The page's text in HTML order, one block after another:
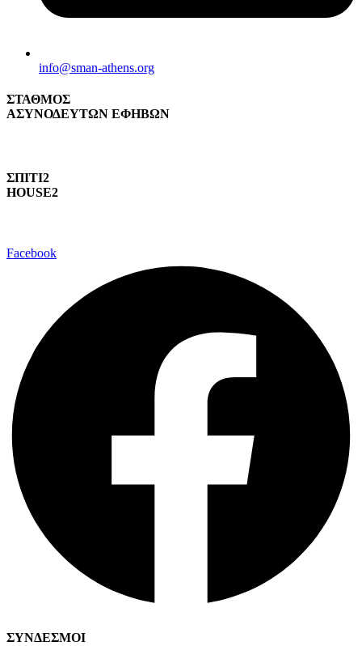
info@sman-athens.org
ΣΤΑΘΜΟΣ
ΑΣΥΝΟΔΕΥΤΩΝ ΕΦΗΒΩΝ
ΣΠΙΤΙ2
HOUSE2
Facebook
ΣΥΝΔΕΣΜΟΙ